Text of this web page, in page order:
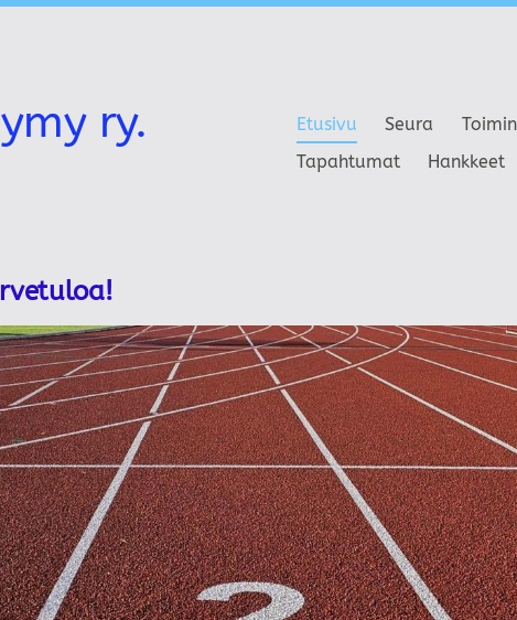
ry. Etusivu Seura
Tapahtumat
Hankkeet